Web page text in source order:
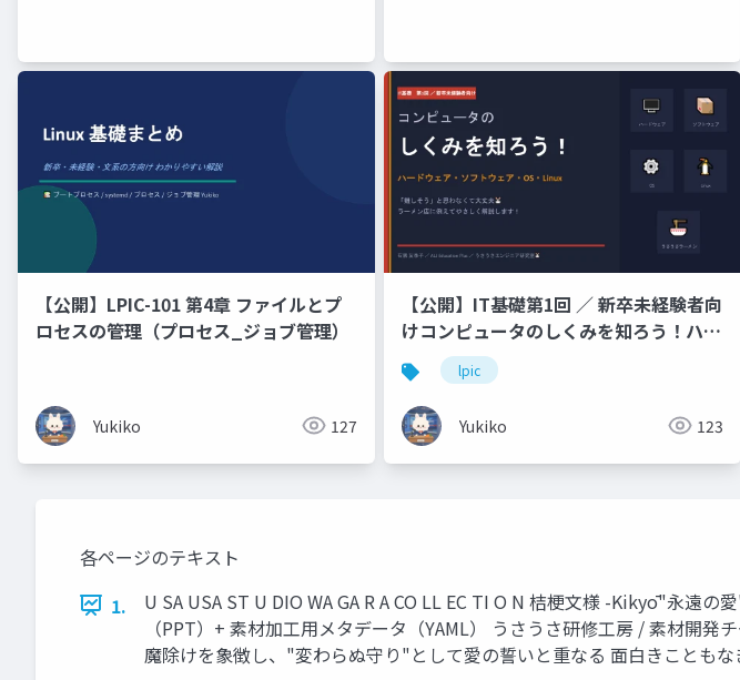
【公開】LPIC-101 第4章 ファイルとプ
ロセスの管理（プロセス_ジョブ管理）
Yukiko 127
【公開】IT基礎第1回 ／ 新卒未経験者向
けコンピュータのしくみを知ろう！ハー
ドウェア・ソフトウェア・OS・
Linux「難しそう」と思わなくて大丈夫
🐰 ラーメン店に例えてやさしく解説し
ます！
lpic
Yukiko 123
各ページのテキスト
1.
U SA USA ST U DIO WA GA R A CO LL EC TI O N 桔梗文様 -Kikyō"永遠
（PPT）+ 素材加工用メタデータ（YAML） うさうさ研修工房 / 素材開
魔除けを象徴し、"変わらぬ守り"として愛の誓いと重なる 面白きこともな